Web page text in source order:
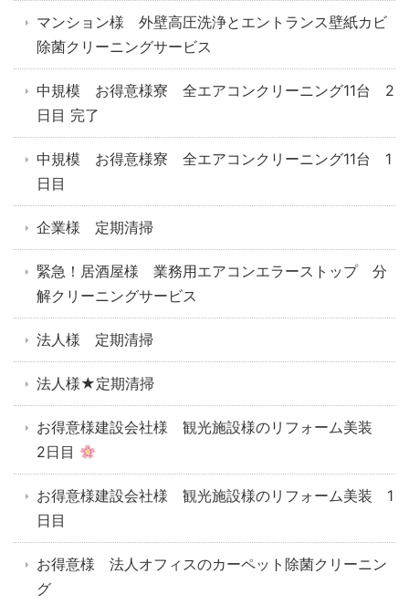
マンション様 外壁高圧洗浄とエントランス壁紙カビ
除菌クリーニングサービス
中規模 お得意様寮 全エアコンクリーニング11台 2
日目 完了
中規模 お得意様寮 全エアコンクリーニング11台 1
日目
企業様 定期清掃
緊急！居酒屋様 業務用エアコンエラーストップ 分
解クリーニングサービス
法人様 定期清掃
法人様★定期清掃
お得意様建設会社様 観光施設様のリフォーム美装
2日目
お得意様建設会社様 観光施設様のリフォーム美装 1
日目
お得意様 法人オフィスのカーペット除菌クリーニン
グ